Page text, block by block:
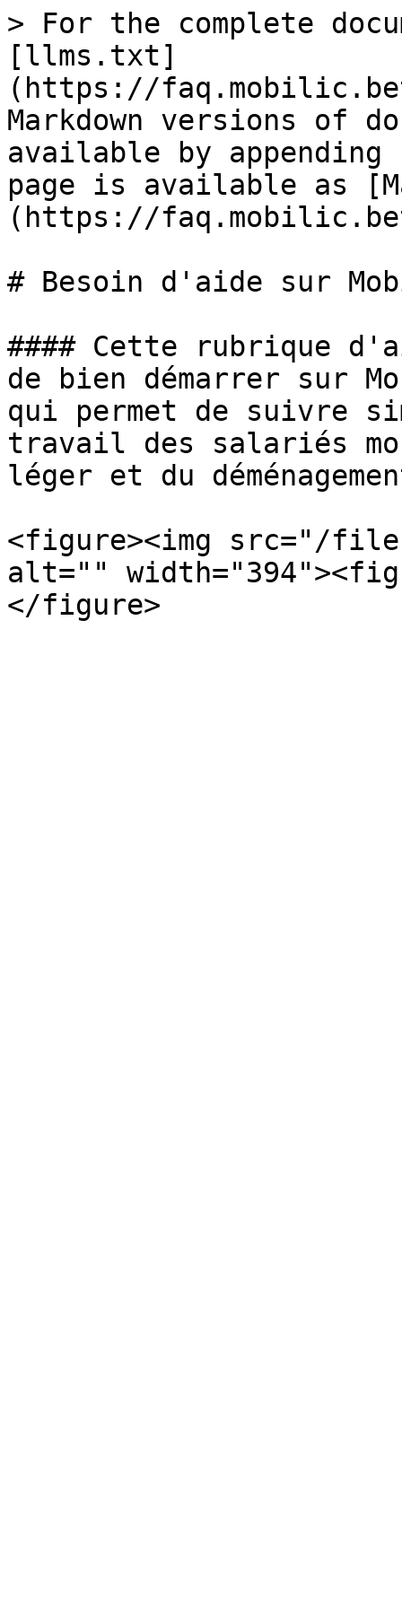
> For the complete
[llms.txt]
(https://
Markdown versions of
available by
page is available as
(https://
# Besoin d'aide sur
#### Cette rubrique
de bien démarrer sur
qui permet de suivre
travail des salariés
léger et du
<figure><img src="/files/
alt=""